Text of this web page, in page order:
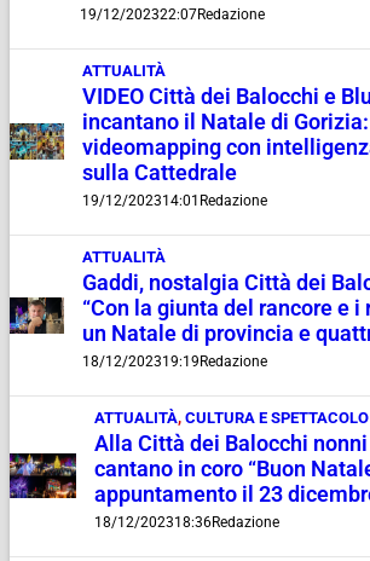
19/12/202322:07Redazione
ATTUALITÀ
VIDEO Città dei Balocchi e
incantano il Natale di
videomapping con
sulla Cattedrale
19/12/202314:01 Redazione
ATTUALITÀ
Gaddi, nostalgia Città dei
“Con la giunta del rancore e
un Natale di provincia e
18/12/202319:19Redazione
ATTUALITÀ, CULTURA E SPETTACOLO
Alla Città dei Balocchi
cantano in coro “Buon
appuntamento il 23
18/12/202318:36Redazione